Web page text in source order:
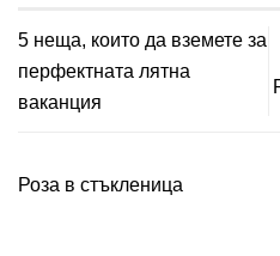
5 неща, които да вземете за
перфектната лятна
ваканция
Роза в стъкленица